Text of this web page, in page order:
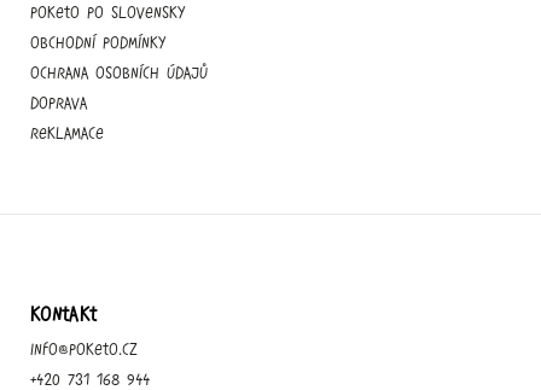
Poketo po slovensky
Obchodní podmínky
Ochrana osobních údajů
Doprava
Reklamace
KONTAKT
info@poketo.cz
+420 731 168 944